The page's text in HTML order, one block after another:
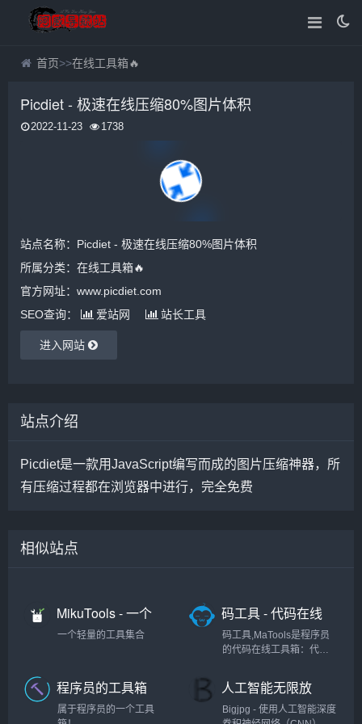
首页>>在线工具箱🔥
Picdiet - 极速在线压缩80%图片体积
2022-11-23 1738
站点名称：Picdiet - 极速在线压缩80%图片体积
所属分类： 在线工具箱🔥
官方网址：www.picdiet.com
SEO查询：
爱站网 站长工具
进入网站
站点介绍
Picdiet是一款用JavaScript编写而成的图片压缩神器，所
有压缩过程都在浏览器中进行，完全免费
相似站点
MikuTools - 一个
轻量的工具集合
一个轻量的工具集合
码工具 - 代码在线
工具箱
码工具,MaTools是程序员
的代码在线工具箱：代码
密解密、时间戳、二维
码、在线API、Crontab、
正则表达式,还有js/h5/css3
程序员的工具箱
属于程序员的一个工具
人工智能无限放
大
Bigjpg - 使用人工智能深度